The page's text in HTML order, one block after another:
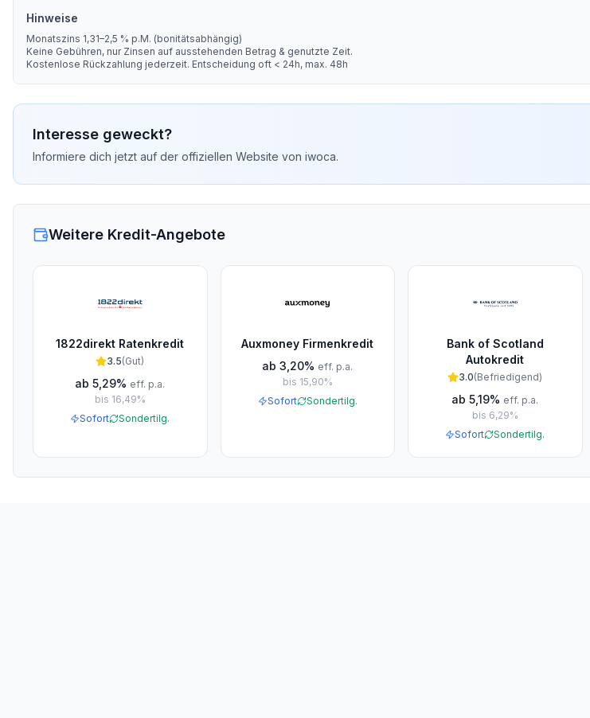
Hinweise
Monatszins 1,31–2,5 % p.M. (bonitätsabhängig)
Keine Gebühren, nur Zinsen auf ausstehenden Betrag & genutzte Zeit.
Kostenlose Rückzahlung jederzeit. Entscheidung oft < 24h, max. 48h
Interesse geweckt?
Informiere dich jetzt auf der offiziellen Website von iwoca.
Weitere Kredit-Angebote
1822direkt Ratenkredit
3.5(Gut)
ab5,29% eff. p.a.
bis 16,49%
Sofort
Sondertilg.
Auxmoney Firmenkredit
ab3,20% eff. p.a.
bis 15,90%
Sofort
Sondertilg.
Bank of Scotland
Autokredit
3.0(Befriedigend)
ab5,19% eff. p.a.
bis 6,29%
Sofort
Sondertilg.